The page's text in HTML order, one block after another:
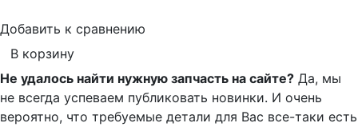
Добавить к сравнению
В корзину
Не удалось найти нужную запчасть на сайте? Да, мы
не всегда успеваем публиковать новинки. И очень
вероятно, что требуемые детали для Вас все-таки есть